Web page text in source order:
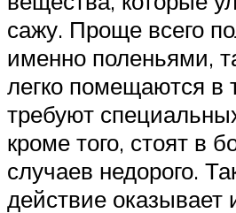
сажу. Проще всего
именно поленьями,
легко помещаются в
требуют
кроме того, стоят в
случаев недорого.
действие оказывает